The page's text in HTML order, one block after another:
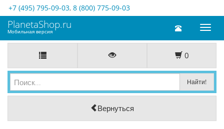
+7 (495) 795-09-03, 8 (800) 775-09-03
Toggle
PlanetaShop.ru
Мобильная версия
0
Вернуться